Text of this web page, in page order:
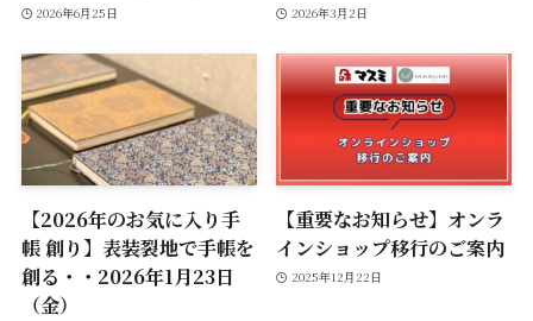
2026年6月25日 2026年3月2日
【2026年のお気に入り手
帳 創り】表装裂地で手帳を
創る・・2026年1月23日
（金）
【重要なお知らせ】オンラ
インショップ移行のご案内
2025年12月22日